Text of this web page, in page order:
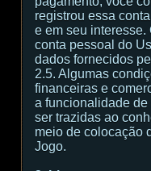
registrou essa
e em seu interesse.
conta pessoal do
dados fornecidos
2.5. Algumas
financeiras e
a funcionalidade
ser trazidas ao
meio de colocação
Jogo.